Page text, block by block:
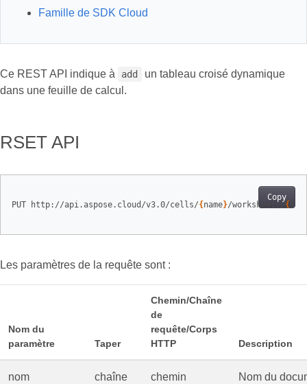
Famille de SDK Cloud
Ce REST API indique à add
un tableau croisé dynamique
dans une feuille de calcul.
RSET API
Copy
PUT http://api.aspose.cloud/v3.0/cells/{ name}/worksheets/ {
Les paramètres de la requête sont :
Nom du
paramètre
Taper
Chemin/Chaîne
de
requête/Corps
HTTP
Description
nom chaîne chemin Nom du